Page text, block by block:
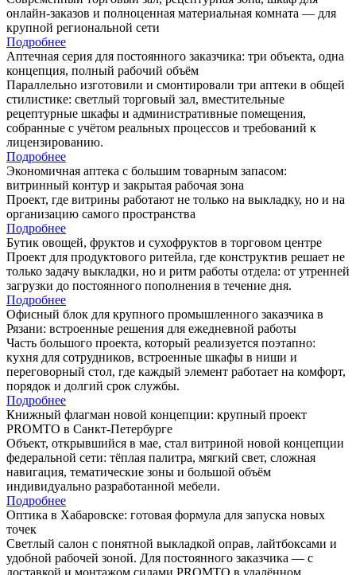
онлайн-заказов и полноценная материальная комната — для
крупной региональной сети
Подробнее
Аптечная серия для постоянного заказчика: три объекта, одна
концепция, полный рабочий объём
Параллельно изготовили и смонтировали три аптеки в общей
стилистике: светлый торговый зал, вместительные
рецептурные шкафы и административные помещения,
собранные с учётом реальных процессов и требований к
лицензированию.
Подробнее
Экономичная аптека с большим товарным запасом:
витринный контур и закрытая рабочая зона
Проект, где витрины работают не только на выкладку, но и на
организацию самого пространства
Подробнее
Бутик овощей, фруктов и сухофруктов в торговом центре
Проект для продуктового ритейла, где конструктив решает не
только задачу выкладки, но и ритм работы отдела: от утренней
загрузки до постоянного пополнения в течение дня.
Подробнее
Офисный блок для крупного промышленного заказчика в
Рязани: встроенные решения для ежедневной работы
Часть большого проекта, который реализуется поэтапно:
кухня для сотрудников, встроенные шкафы в ниши и
переговорный стол, где каждый элемент работает на комфорт,
порядок и долгий срок службы.
Подробнее
Книжный флагман новой концепции: крупный проект
PROMTO в Санкт-Петербурге
Объект, открывшийся в мае, стал витриной новой концепции
федеральной сети: тёплая палитра, мягкий свет, сложная
навигация, тематические зоны и большой объём
индивидуально разработанной мебели.
Подробнее
Оптика в Хабаровске: готовая формула для запуска новых
точек
Светлый салон с понятной выкладкой оправ, лайтбоксами и
удобной рабочей зоной. Для постоянного заказчика — с